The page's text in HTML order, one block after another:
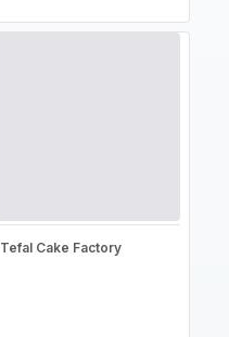
Tefal Cake Factory